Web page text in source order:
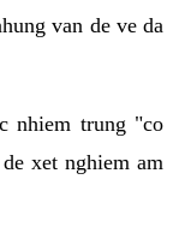
van de ve da
nhiem trung "co
xet nghiem am